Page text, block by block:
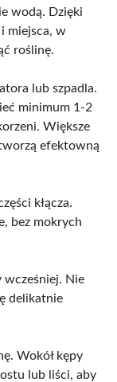
wodą. Dzięki
i miejsca, w
roślinę.
lub szpadla.
minimum 1-2
Większe
efektowną
kłącza.
bez mokrych
wcześniej. Nie
delikatnie
Wokół kępy
lub liści, aby